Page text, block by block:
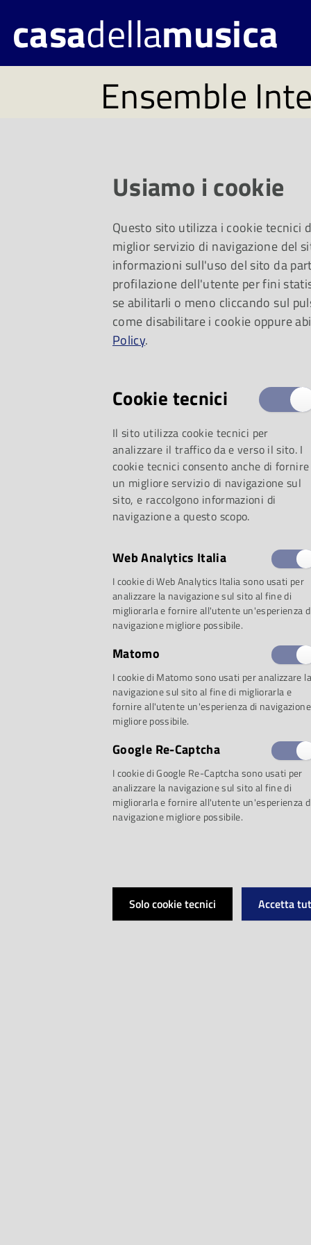
casadellamusica
Ensemble
Martedì 20
Teatro Farnese di
XXX Rassegna
Moderna e
Ensemble
decisamente
contemporanea
Novecento e del
Boulez, che lo
il Ministero della
Usiamo i cookie
Questo sito utilizza i cookie tecnici
miglior servizio di navigazione del
informazioni sull'uso del sito da
profilazione dell'utente per fini
se abilitarli o meno cliccando sul
come disabilitare i cookie oppure
Policy.
Cookie tecnici
Il sito utilizza cookie tecnici per
analizzare il traffico da e verso il sito. I
cookie tecnici consento anche di fornire
un migliore servizio di navigazione sul
sito, e raccolgono informazioni di
navigazione a questo scopo.
Web Analytics Italia
I cookie di Web Analytics Italia sono usati per
analizzare la navigazione sul sito al fine di
migliorarla e fornire all'utente un'esperienza
navigazione migliore possibile.
Matomo
I cookie di Matomo sono usati per analizzare la
navigazione sul sito al fine di migliorarla e
fornire all'utente un'esperienza di navigazione
migliore possibile.
Google Re-Captcha
I cookie di Google Re-Captcha sono usati per
analizzare la navigazione sul sito al fine di
migliorarla e fornire all'utente un'esperienza
navigazione migliore possibile.
Solo cookie tecnici Accetta